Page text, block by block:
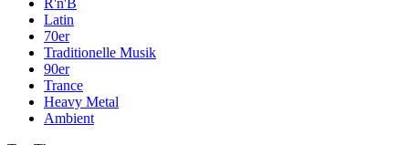
R'n'B
Latin
70er
Traditionelle Musik
90er
Trance
Heavy Metal
Ambient